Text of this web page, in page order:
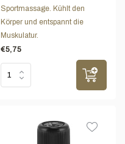
Sportmassage. Kühlt den
Körper und entspannt die
Muskulatur.
€5,75